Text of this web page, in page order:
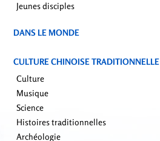
Jeunes disciples
DANS LE MONDE
CULTURE CHINOISE TRADITIONNELLE
Culture
Musique
Science
Histoires traditionnelles
Archéologie